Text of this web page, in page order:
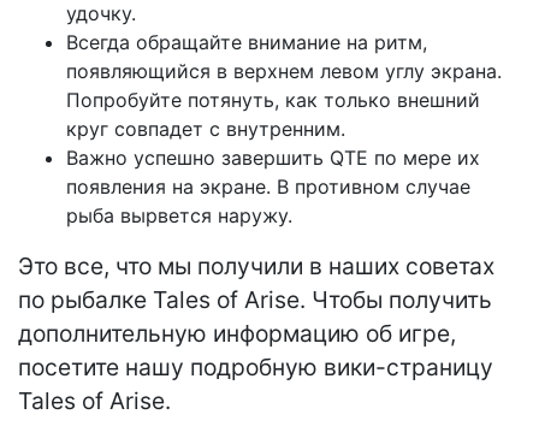
удочку.
Всегда обращайте внимание на ритм,
появляющийся в верхнем левом углу экрана.
Попробуйте потянуть, как только внешний
круг совпадет с внутренним.
Важно успешно завершить QTE по мере их
появления на экране. В противном случае
рыба вырвется наружу.
Это все, что мы получили в наших советах
по рыбалке Tales of Arise. Чтобы получить
дополнительную информацию об игре,
посетите нашу подробную вики-страницу
Tales of Arise.